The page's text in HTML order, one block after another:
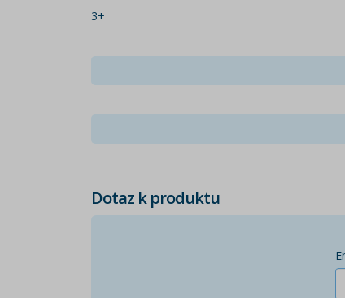
3+
Dotaz k produktu